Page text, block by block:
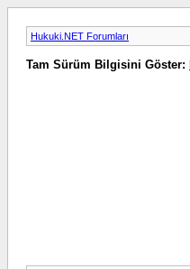
Hukuki.NET Forumları
Tam Sürüm Bilgisini Göster: